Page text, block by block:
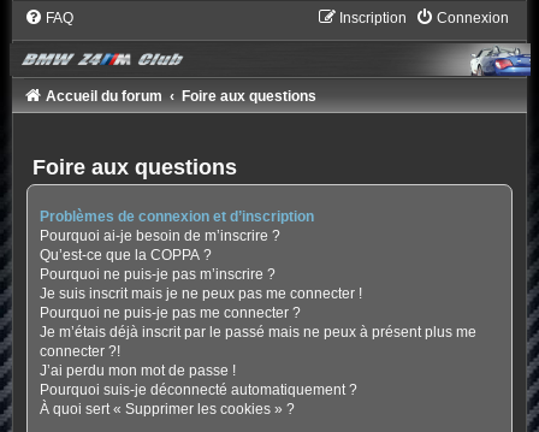
FAQ Connexion
Inscription
Accueil du forum Foire aux questions
Foire aux questions
Problèmes de connexion et d’inscription
Pourquoi ai-je besoin de m’inscrire ?
Qu’est-ce que la COPPA ?
Pourquoi ne puis-je pas m’inscrire ?
Je suis inscrit mais je ne peux pas me connecter !
Pourquoi ne puis-je pas me connecter ?
Je m’étais déjà inscrit par le passé mais ne peux à présent plus me
connecter ?!
J’ai perdu mon mot de passe !
Pourquoi suis-je déconnecté automatiquement ?
À quoi sert « Supprimer les cookies » ?